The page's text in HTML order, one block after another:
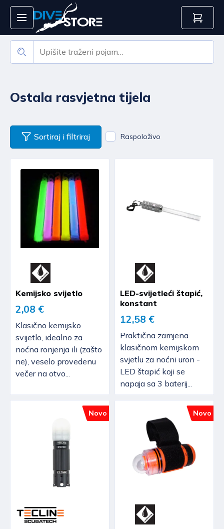
Ostala rasvjetna tijela
Sortiraj i filtriraj Raspoloživo
Kemijsko svijetlo
2,08 €
Klasično kemijsko
svijetlo, idealno za
noćna ronjenja ili (zašto
ne), veselo provedenu
večer na otvo...
LED-svijetleći štapić,
konstant
12,58 €
Praktična zamjena
klasičnom kemijskom
svjetlu za noćni uron -
LED štapić koji se
napaja sa 3 baterij...
Novo Novo